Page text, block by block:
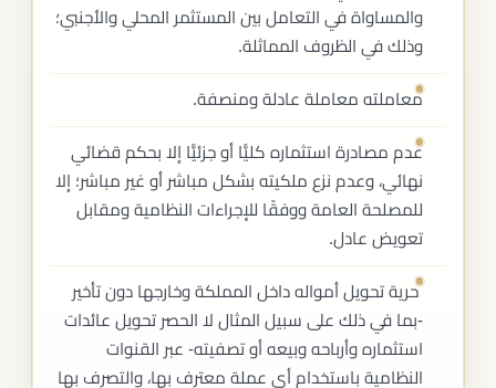
والمساواة في التعامل بين المستثمر المحلي والأجنبي؛
وذلك في الظروف المماثلة.
معاملته معاملة عادلة ومنصفة.
عدم مصادرة استثماره كليًّا أو جزئيًّا إلا بحكم قضائي
نهائي، وعدم نزع ملكيته بشكل مباشر أو غير مباشر؛ إلا
للمصلحة العامة ووفقًا للإجراءات النظامية ومقابل
تعويض عادل.
حرية تحويل أمواله داخل المملكة وخارجها دون تأخير
-بما في ذلك على سبيل المثال لا الحصر تحويل عائدات
استثماره وأرباحه وبيعه أو تصفيته- عبر القنوات
النظامية باستخدام أي عملة معترف بها، والتصرف بها